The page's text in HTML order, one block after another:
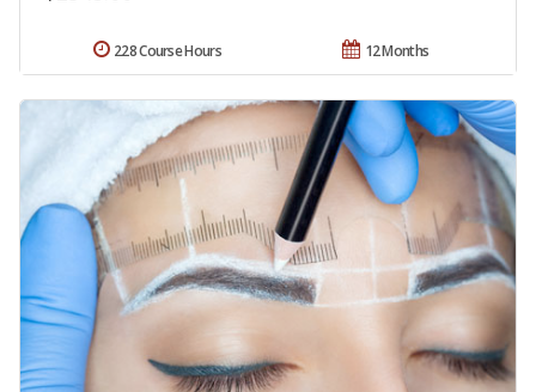
12 Months
228 Course Hours